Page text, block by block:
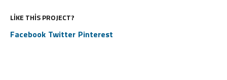
LIKE THIS PROJECT?
Facebook Twitter Pinterest